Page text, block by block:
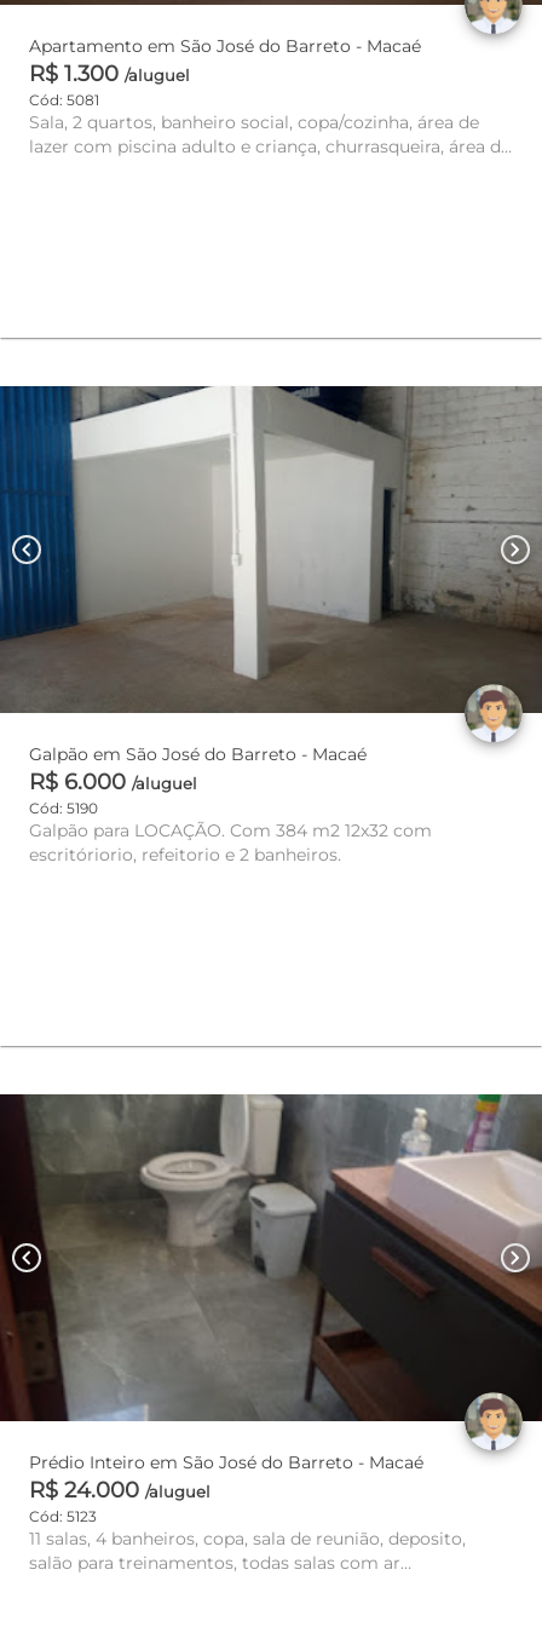
Apartamento em São José do Barreto - Macaé
R$ 1.300 /aluguel
Cód: 5081
Sala, 2 quartos, banheiro social, copa/cozinha, área de
lazer com piscina adulto e criança, churrasqueira, área de
chevron_left chevron_right
Galpão em São José do Barreto - Macaé
R$ 6.000 /aluguel
Cód: 5190
Galpão para LOCAÇÃO. Com 384 m2 12x32 com
escritóriorio, refeitorio e 2 banheiros.
chevron_left chevron_right
Prédio Inteiro em São José do Barreto - Macaé
R$ 24.000 /aluguel
Cód: 5123
11 salas, 4 banheiros, copa, sala de reunião, deposito,
salão para treinamentos, todas salas com ar